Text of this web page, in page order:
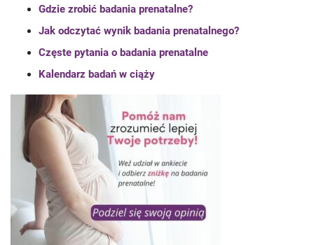
Gdzie zrobić badania prenatalne?
Jak odczytać wynik badania prenatalnego?
Częste pytania o badania prenatalne
Kalendarz badań w ciąży